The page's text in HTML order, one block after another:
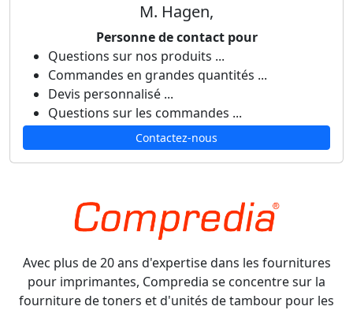
M. Hagen,
Personne de contact pour
Questions sur nos produits ...
Commandes en grandes quantités ...
Devis personnalisé ...
Questions sur les commandes ...
Contactez-nous
Avec plus de 20 ans d'expertise dans les fournitures
pour imprimantes, Compredia se concentre sur la
fourniture de toners et d'unités de tambour pour les